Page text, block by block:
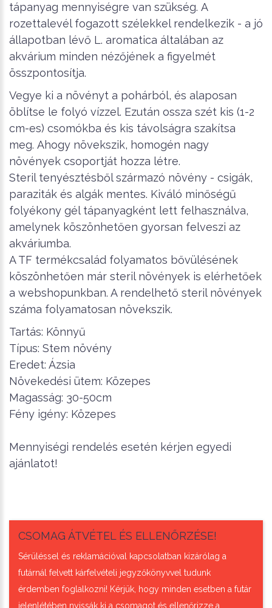
tápanyag mennyiségre van szükség. A
rozettalevél fogazott szélekkel rendelkezik - a jó
állapotban lévő L. aromatica általában az
akvárium minden nézőjének a figyelmét
összpontosítja.
Vegye ki a növényt a pohárból, és alaposan
öblítse le folyó vízzel. Ezután ossza szét kis (1-2
cm-es) csomókba és kis távolságra szakítsa
meg. Ahogy növekszik, homogén nagy
növények csoportját hozza létre.
Steril tenyésztésből származó növény - csigák,
paraziták és algák mentes. Kiváló minőségű
folyékony gél tápanyagként lett felhasználva,
amelynek köszönhetően gyorsan felveszi az
akváriumba.
A TF termékcsalád folyamatos bővülésének
köszönhetően már steril növények is elérhetőek
a webshopunkban. A rendelhető steril növények
száma folyamatosan növekszik.
Tartás: Könnyű
Típus: Stem növény
Eredet: Ázsia
Növekedési ütem: Közepes
Magasság: 30-50cm
Fény igény: Közepes
Mennyiségi rendelés esetén kérjen egyedi
ajánlatot!
CSOMAG ÁTVÉTEL ÉS ELLENŐRZÉSE!
Sérüléssel és reklamációval kapcsolatban kizárólag a
futárnál felvett kárfelvételi jegyzőkönyvvel tudunk
érdemben foglalkozni! Kérjük, hogy minden esetben a futár
jelenlétében nyissák ki a csomagot és ellenőrizze a